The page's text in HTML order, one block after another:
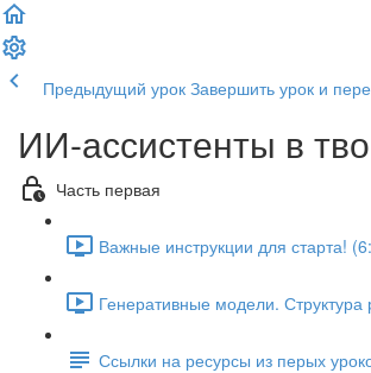
Предыдущий урок Завершить урок и
ИИ-ассистенты в
Часть первая
Важные инструкции для старта!
Генеративные модели.
Ссылки на ресурсы из перых